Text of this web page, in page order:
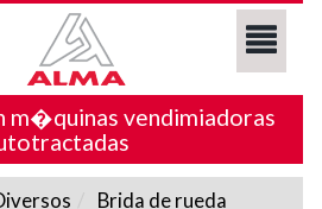
m�quinas vendimiadoras
Brida de rueda